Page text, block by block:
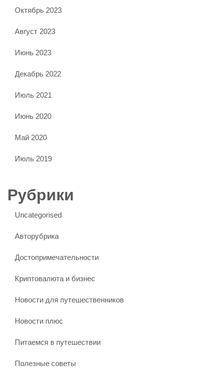
Октябрь 2023
Август 2023
Июнь 2023
Декабрь 2022
Июль 2021
Июнь 2020
Май 2020
Июль 2019
Рубрики
Uncategorised
Авторубрика
Достопримечательности
Криптовалюта и бизнес
Новости для путешественников
Новости плюс
Питаемся в путешествии
Полезные советы